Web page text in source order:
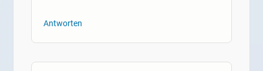
Antworten